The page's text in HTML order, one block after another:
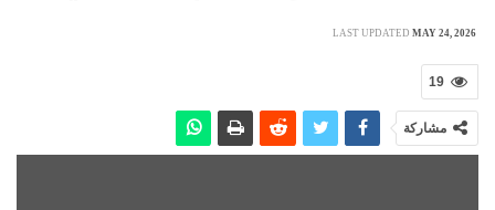
LAST UPDATED MAY 24, 2026
19
مشاركة